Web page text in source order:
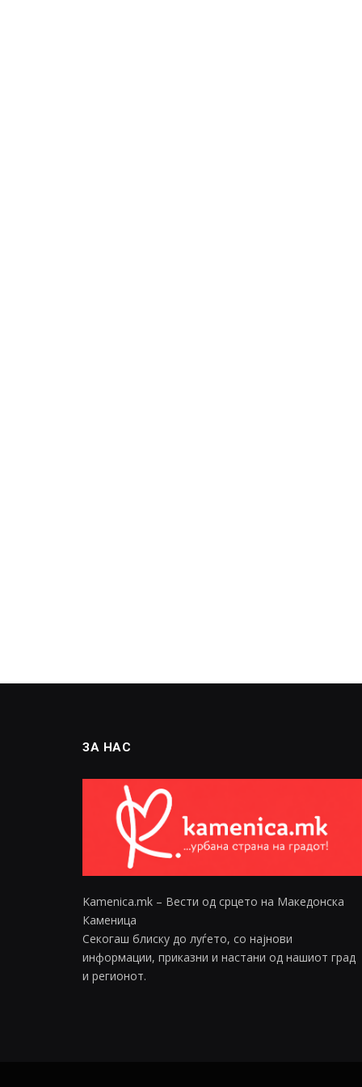
ЗА НАС
Kamenica.mk – Вести од срцето на Македонска
Каменица
Секогаш блиску до луѓето, со најнови
информации, приказни и настани од нашиот град
и регионот.